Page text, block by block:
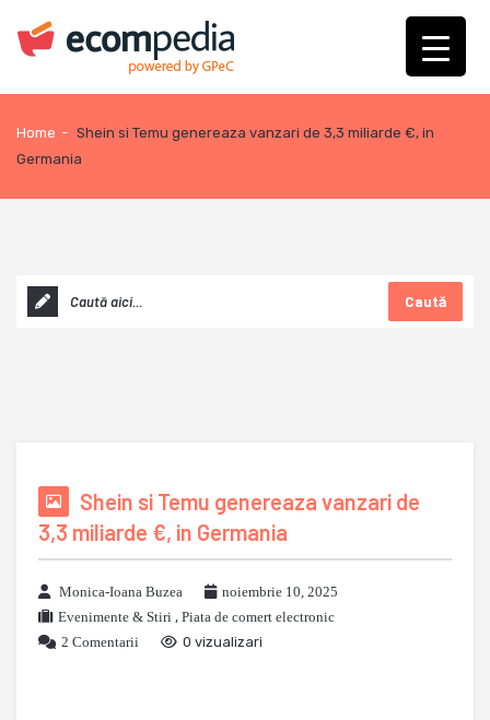
Home - Shein si Temu genereaza vanzari de 3,3 miliarde €, in
Germania
Caută
Shein si Temu genereaza vanzari de
3,3 miliarde €, in Germania
Monica-Ioana Buzea
noiembrie 10, 2025
Evenimente & Stiri , Piata de comert electronic
2 Comentarii
0 vizualizari